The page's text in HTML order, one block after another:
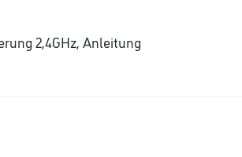
2,4GHz, Anleitung